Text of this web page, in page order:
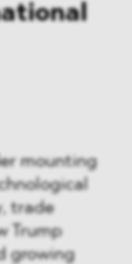
mounting
trade
Trump
growing